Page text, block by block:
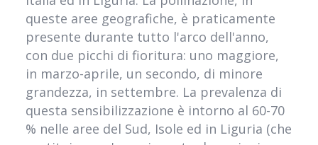
queste aree geografiche, è praticamente
presente durante tutto l'arco dell'anno,
con due picchi di fioritura: uno maggiore,
in marzo-aprile, un secondo, di minore
grandezza, in settembre. La prevalenza di
questa sensibilizzazione è intorno al 60-70
% nelle aree del Sud, Isole ed in Liguria (che